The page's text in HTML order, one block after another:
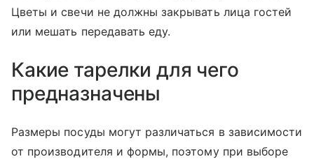
Цветы и свечи не должны закрывать лица гостей
или мешать передавать еду.
Какие тарелки для чего
предназначены
Размеры посуды могут различаться в зависимости
от производителя и формы, поэтому при выборе